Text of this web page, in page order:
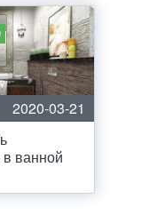
2020-03-21
в ванной